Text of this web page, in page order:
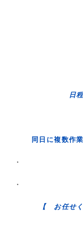
日
同日に複数作
・
・
【 お任せ